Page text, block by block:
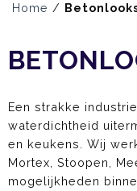
Home /
Een strakke
waterdichtheid
en keukens. Wij
Mortex, Stoopen,
mogelijkheden